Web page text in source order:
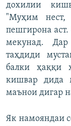
дохилии
"Муҳим
пешгирона
мекунад.
таҳдиди
балки ҳаққи
кишвар дида
маънои дигар
Як намояндаи